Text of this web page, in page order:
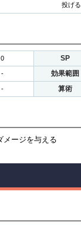
投げる
0 SP
- 効果範囲
- 算術
メージを与える